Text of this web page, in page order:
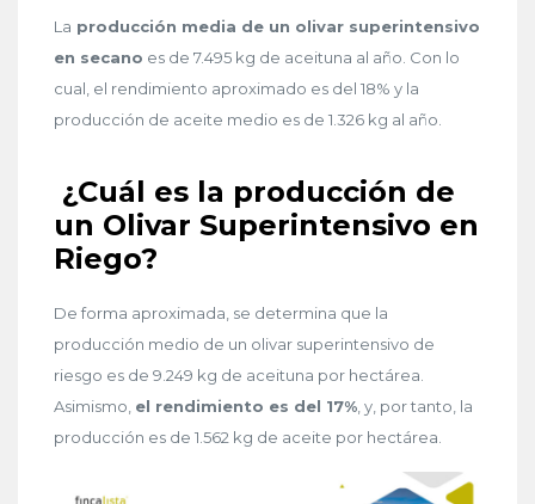
La producción media de un olivar superintensivo
en secano es de 7.495 kg de aceituna al año. Con lo
cual, el rendimiento aproximado es del 18% y la
producción de aceite medio es de 1.326 kg al año.
¿Cuál es la producción de
un Olivar Superintensivo en
Riego?
De forma aproximada, se determina que la
producción medio de un olivar superintensivo de
riesgo es de 9.249 kg de aceituna por hectárea.
Asimismo, el rendimiento es del 17%, y, por tanto, la
producción es de 1.562 kg de aceite por hectárea.